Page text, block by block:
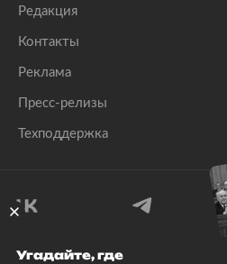
Редакция
Контакты
Реклама
Пресс-релизы
Техподдержка
Угадайте, где